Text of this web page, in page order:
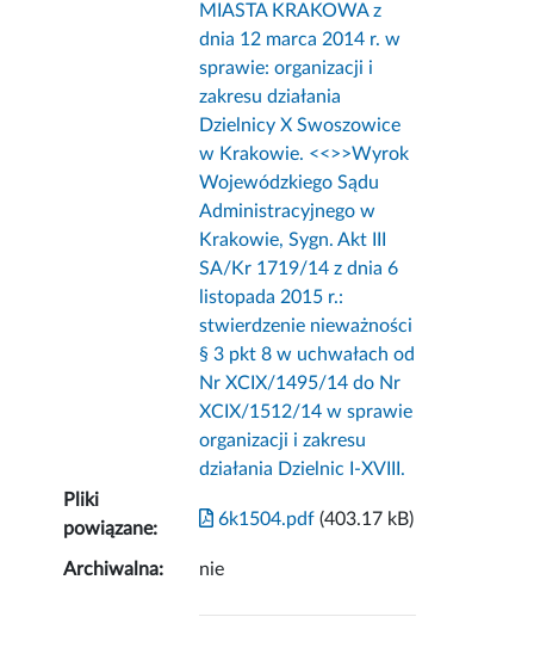
MIASTA KRAKOWA z
dnia 12 marca 2014 r. w
sprawie: organizacji i
zakresu działania
Dzielnicy X Swoszowice
w Krakowie. <<>>Wyrok
Wojewódzkiego Sądu
Administracyjnego w
Krakowie, Sygn. Akt III
SA/Kr 1719/14 z dnia 6
listopada 2015 r.:
stwierdzenie nieważności
§ 3 pkt 8 w uchwałach od
Nr XCIX/1495/14 do Nr
XCIX/1512/14 w sprawie
organizacji i zakresu
działania Dzielnic I-XVIII.
Pliki
powiązane:
6k1504.pdf (403.17 kB)
Archiwalna: nie